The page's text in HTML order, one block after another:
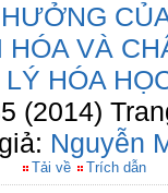
HÓA VÀ
HÓA
(2014)
Nguyễn
Tải về Trích dẫn